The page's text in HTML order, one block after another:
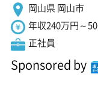
岡山県 岡山市
年収240万円～
正社員
Sponsored by